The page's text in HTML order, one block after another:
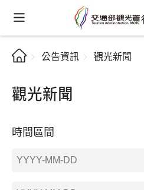
公告資訊 觀光新聞
觀光新聞
時間區間